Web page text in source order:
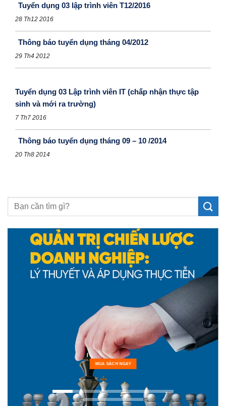
Tuyển dụng 03 lập trình viên T12/2016
28 Th12 2016
Thông báo tuyển dụng tháng 04/2012
29 Th4 2012
Tuyển dụng 03 Lập trình viên IT (chấp nhận thực tập
sinh và mới ra trường)
7 Th7 2016
Thông báo tuyển dụng tháng 09 – 10 /2014
20 Th8 2014
MUA SÁCH NGAY